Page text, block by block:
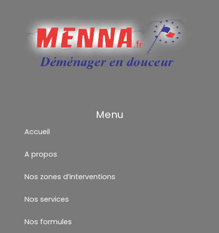
Menu
Accueil
A propos
Nos zones d’interventions
Nos services
Nos formules